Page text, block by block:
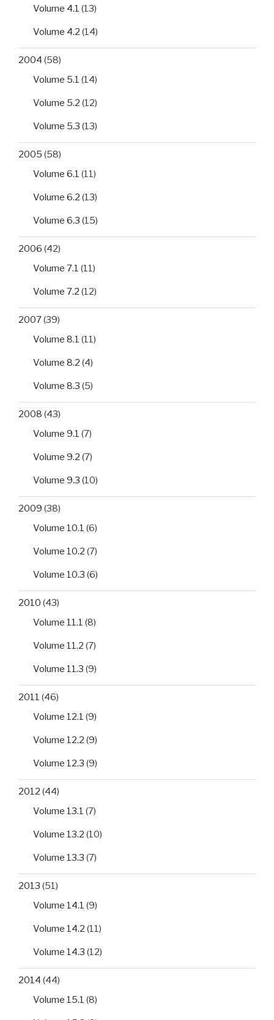
Volume 4.1 (13)
Volume 4.2 (14)
2004 (58)
Volume 5.1 (14)
Volume 5.2 (12)
Volume 5.3 (13)
2005 (58)
Volume 6.1 (11)
Volume 6.2 (13)
Volume 6.3 (15)
2006 (42)
Volume 7.1 (11)
Volume 7.2 (12)
2007(39)
Volume 8.1 (11)
Volume 8.2 (4)
Volume 8.3 (5)
2008 (43)
Volume 9.1 (7)
Volume 9.2 (7)
Volume 9.3 (10)
2009 (38)
Volume 10.1 (6)
Volume 10.2 (7)
Volume 10.3 (6)
2010 (43)
Volume 11.1 (8)
Volume 11.2 (7)
Volume 11.3 (9)
2011 (46)
Volume 12.1 (9)
Volume 12.2 (9)
Volume 12.3 (9)
2012 (44)
Volume 13.1 (7)
Volume 13.2 (10)
Volume 13.3 (7)
2013 (51)
Volume 14.1 (9)
Volume 14.2 (11)
Volume 14.3 (12)
2014 (44)
Volume 15.1 (8)